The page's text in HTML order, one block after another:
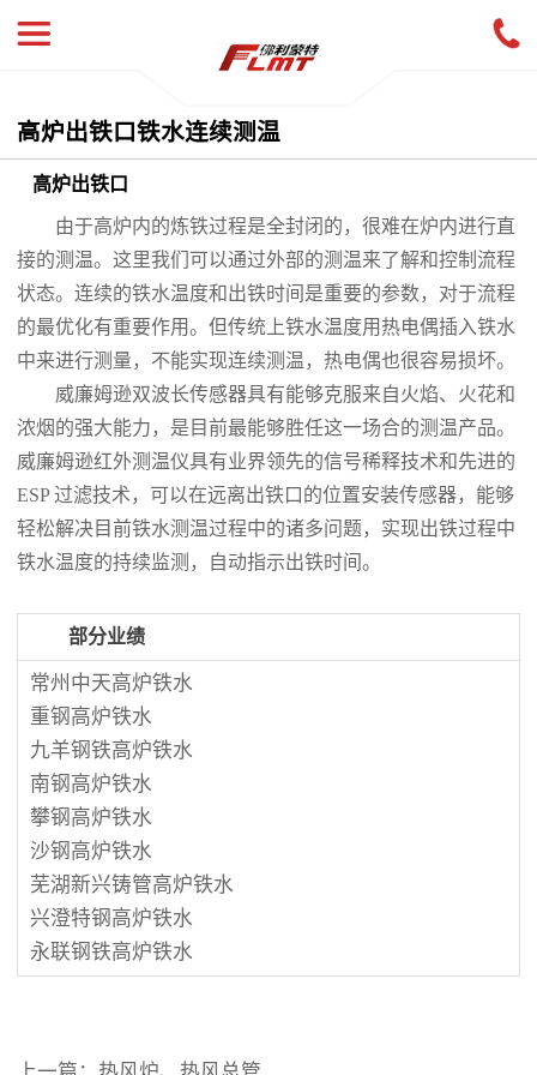
高炉出铁口铁水连续测温
高炉出铁口
由于高炉内的炼铁过程是全封闭的，很难在炉内进行直
接的测温。这里我们可以通过外部的测温来了解和控制流程
状态。连续的铁水温度和出铁时间是重要的参数，对于流程
的最优化有重要作用。但传统上铁水温度用热电偶插入铁水
中来进行测量，不能实现连续测温，热电偶也很容易损坏。
威廉姆逊双波长传感器具有能够克服来自火焰、火花和
浓烟的强大能力，是目前最能够胜任这一场合的测温产品。
威廉姆逊红外测温仪具有业界领先的信号稀释技术和先进的
ESP 过滤技术，可以在远离出铁口的位置安装传感器，能够
轻松解决目前铁水测温过程中的诸多问题，实现出铁过程中
铁水温度的持续监测，自动指示出铁时间。
部分业绩
常州中天高炉铁水
重钢高炉铁水
九羊钢铁高炉铁水
南钢高炉铁水
攀钢高炉铁水
沙钢高炉铁水
芜湖新兴铸管高炉铁水
兴澄特钢高炉铁水
永联钢铁高炉铁水